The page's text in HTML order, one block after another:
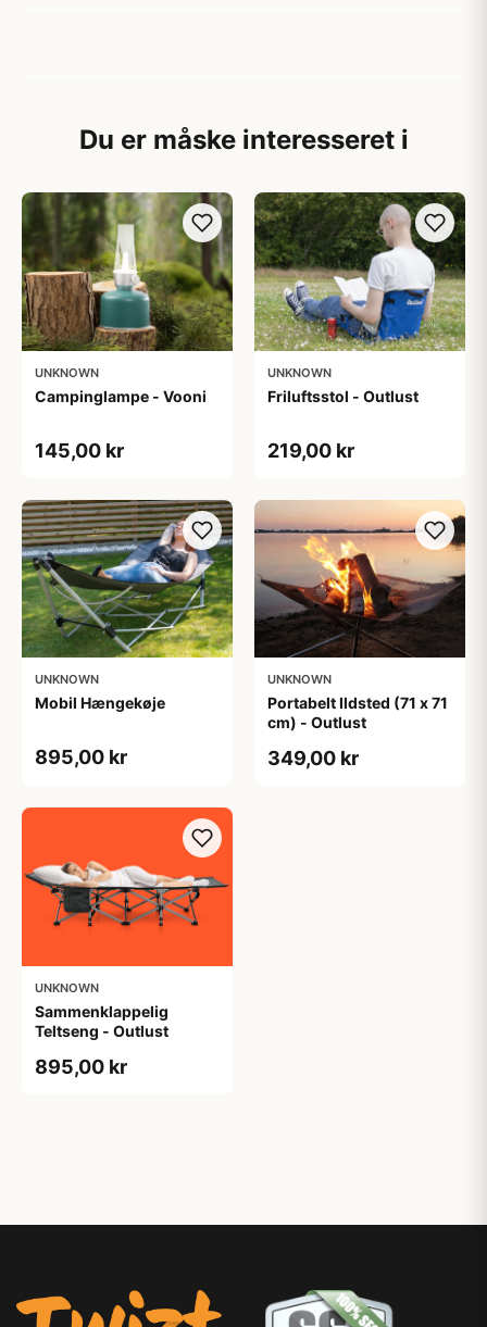
Du er måske interesseret i
UNKNOWN
Campinglampe - Vooni
145,00 kr
UNKNOWN
Friluftsstol - Outlust
219,00 kr
UNKNOWN
Mobil Hængekøje
895,00 kr
UNKNOWN
Portabelt Ildsted (71 x 71
cm) - Outlust
349,00 kr
UNKNOWN
Sammenklappelig
Teltseng - Outlust
895,00 kr